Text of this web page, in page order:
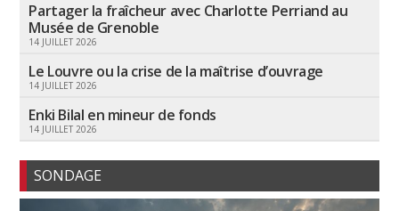
Partager la fraîcheur avec Charlotte Perriand au
Musée de Grenoble
14 JUILLET 2026
Le Louvre ou la crise de la maîtrise d’ouvrage
14 JUILLET 2026
Enki Bilal en mineur de fonds
14 JUILLET 2026
SONDAGE